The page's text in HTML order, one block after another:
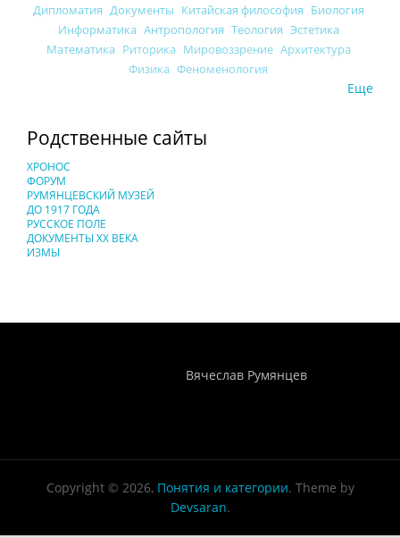
Дипломатия Документы Китайская философия Биология
Информатика Антропология Теология Эстетика
Математика Риторика Мировоззрение Архитектура
Физика Феноменология
Еще
Родственные сайты
ХРОНОС
ФОРУМ
РУМЯНЦЕВСКИЙ МУЗЕЙ
ДО 1917 ГОДА
РУССКОЕ ПОЛЕ
ДОКУМЕНТЫ XX ВЕКА
ИЗМЫ
Вячеслав Румянцев
Copyright © 2026, Понятия и категории. Theme by
Devsaran.